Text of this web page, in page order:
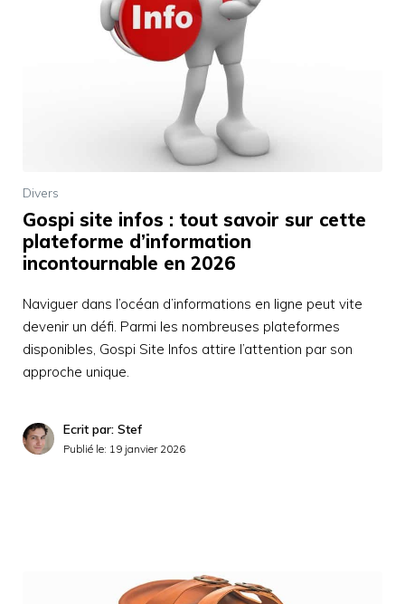
Divers
Gospi site infos : tout savoir sur cette
plateforme d’information
incontournable en 2026
Naviguer dans l’océan d’informations en ligne peut vite
devenir un défi. Parmi les nombreuses plateformes
disponibles, Gospi Site Infos attire l’attention par son
approche unique.
Ecrit par: Stef
Publié le: 19 janvier 2026